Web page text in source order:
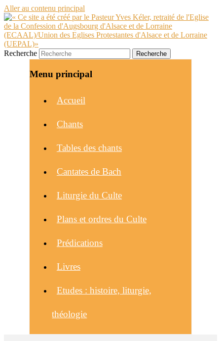
Aller au contenu principal
Recherche
Menu principal
Accueil
Chants
Tables des chants
Cantates de Bach
Liturgie du Culte
Plans et ordres du Culte
Prédications
Livres
Etudes : histoire, liturgie,
théologie